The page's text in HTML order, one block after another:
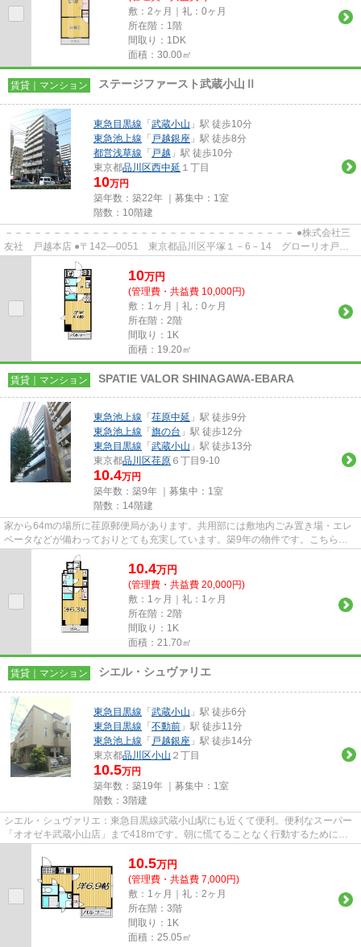
敷：2ヶ月｜礼：0ヶ月
所在階：1階
間取り：1DK
面積：30.00㎡
賃貸｜マンション ステージファースト武蔵小山Ⅱ
東急目黒線 「 武蔵小山 」駅 徒歩10分
東急池上線 「 戸越銀座 」駅 徒歩8分
都営浅草線 「 戸越 」駅 徒歩10分
東京都品川区西中延 １丁目
10万円
築年数：築22年 ｜募集中： 1室
階数：10階建
－－－－－－－－－－－－－－－－－－－－－－－－－－－－－－ ●株式会社三
友社 戸越本店 ●〒142―0051 東京都品川区平塚１－6－14 グローリオ戸越
銀座1階 ●TEL：03-3783-1218...
10万円
(管理費・共益費 10,000円)
敷：1ヶ月｜礼：0ヶ月
所在階：2階
間取り：1K
面積：19.20㎡
賃貸｜マンション SPATIE VALOR SHINAGAWA-EBARA
東急池上線 「 荏原中延 」駅 徒歩9分
東急池上線 「 旗の台 」駅 徒歩12分
東急目黒線 「 武蔵小山 」駅 徒歩13分
東京都品川区荏原 ６丁目9-10
10.4万円
築年数：築9年 ｜募集中： 1室
階数：14階建
家から64mの場所に荏原郵便局があります。共用部には敷地内ごみ置き場・エレ
ベータなどが備わっておりとても充実しています。築9年の物件です。こちらの
物件はマンションです。14階建...
10.4万円
(管理費・共益費 20,000円)
敷：1ヶ月｜礼：1ヶ月
所在階：2階
間取り：1K
面積：21.70㎡
賃貸｜マンション シエル・シュヴァリエ
東急目黒線 「 武蔵小山 」駅 徒歩6分
東急目黒線 「 不動前 」駅 徒歩11分
東急池上線 「 戸越銀座 」駅 徒歩14分
東京都品川区小山 ２丁目
10.5万円
築年数：築19年 ｜募集中： 1室
階数：3階建
シエル・シュヴァリエ：東急目黒線武蔵小山駅にも近くて便利。便利なスーパー
「オオゼキ武蔵小山店」まで418mです。朝に慌てることなく行動するために駅
10.5万円
(管理費・共益費 7,000円)
敷：1ヶ月｜礼：2ヶ月
所在階：3階
間取り：1K
面積：25.05㎡